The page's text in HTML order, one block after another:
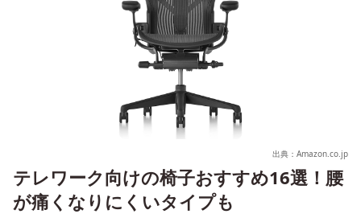
出典：Amazon.co.jp
テレワーク向けの椅子おすすめ16選！腰
が痛くなりにくいタイプも